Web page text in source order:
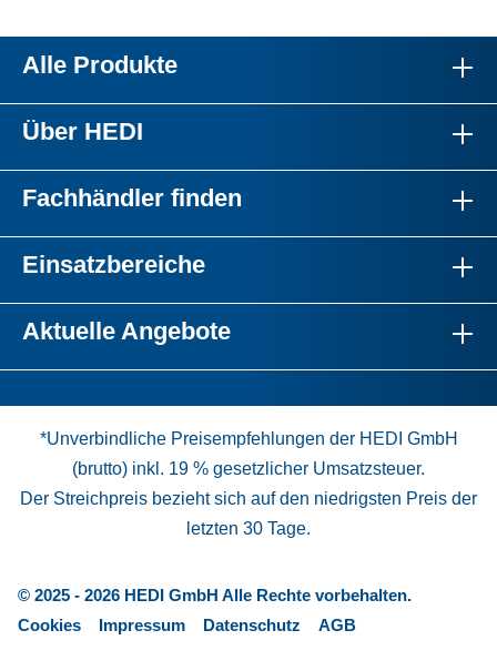
Alle Produkte
Über HEDI
Fachhändler finden
Einsatzbereiche
Aktuelle Angebote
*Unverbindliche Preisempfehlungen der HEDI GmbH
(brutto) inkl. 19 % gesetzlicher Umsatzsteuer.
Der Streichpreis bezieht sich auf den niedrigsten Preis der
letzten 30 Tage.
© 2025 - 2026 HEDI GmbH Alle Rechte vorbehalten.
Cookies
Impressum Datenschutz AGB